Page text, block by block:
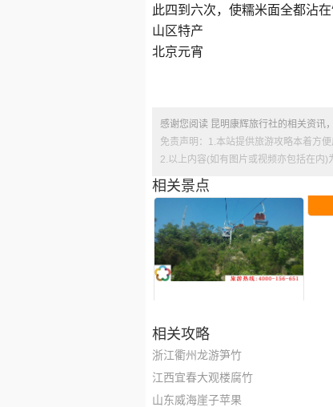
此四到六次，使糯米面全都沾
山区特产
北京元宵
感谢您阅读 昆明康辉旅行社的相关资讯
免责声明：1.本站提供旅游攻略本着方
2.以上内容(如有图片或视频亦包括在内)
相关景点
相关攻略
浙江衢州龙游笋竹
江西宜春大观楼腐竹
山东威海崖子苹果